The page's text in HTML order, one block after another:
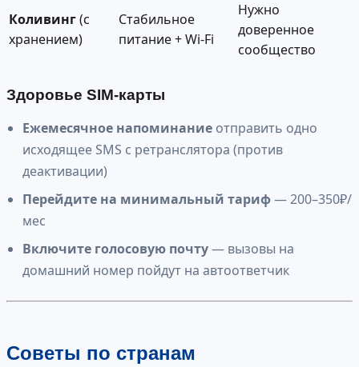
Коливинг(с
хранением)
Стабильное
питание + Wi-Fi
Нужно
доверенное
сообщество
Здоровье SIM-карты
Ежемесячное напоминание отправить одно
исходящее SMS с ретранслятора (против
деактивации)
Перейдите на минимальный тариф— 200–350₽/
мес
Включите голосовую почту— вызовы на
домашний номер пойдут на автоответчик
Советы по странам